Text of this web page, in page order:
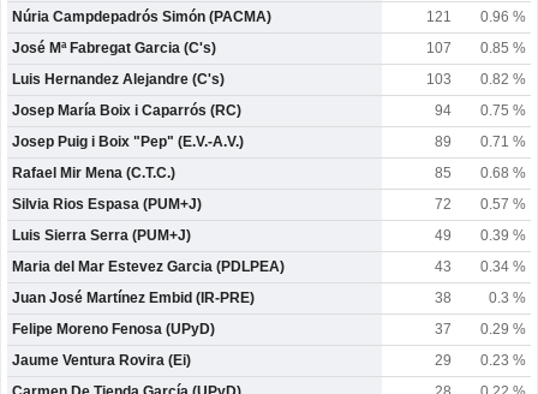
Núria Campdepadrós Simón (PACMA)
121
0.96 %
José Mª Fabregat Garcia (C's)
107
0.85 %
Luis Hernandez Alejandre (C's)
103
0.82 %
Josep María Boix i Caparrós (RC)
94
0.75 %
Josep Puig i Boix "Pep" (E.V.-A.V.)
89
0.71 %
Rafael Mir Mena (C.T.C.)
85
0.68 %
Silvia Rios Espasa (PUM+J)
72
0.57 %
Luis Sierra Serra (PUM+J)
49
0.39 %
Maria del Mar Estevez Garcia (PDLPEA)
43
0.34 %
Juan José Martínez Embid (IR-PRE)
38
0.3 %
Felipe Moreno Fenosa (UPyD)
37
0.29 %
Jaume Ventura Rovira (Ei)
29
0.23 %